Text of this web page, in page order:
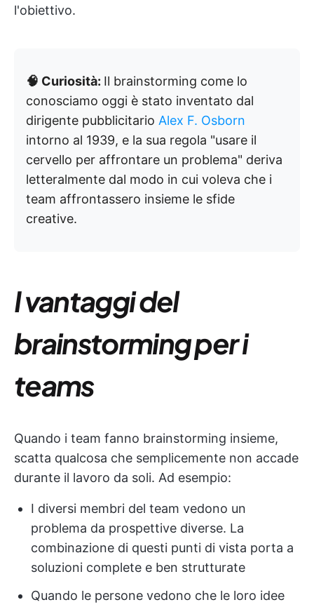
l'obiettivo.
🧠 Curiosità: Il brainstorming come lo
conosciamo oggi è stato inventato dal
dirigente pubblicitario Alex F. Osborn
intorno al 1939, e la sua regola "usare il
cervello per affrontare un problema" deriva
letteralmente dal modo in cui voleva che i
team affrontassero insieme le sfide
creative.
I vantaggi del
brainstorming per i
teams
Quando i team fanno brainstorming insieme,
scatta qualcosa che semplicemente non accade
durante il lavoro da soli. Ad esempio:
I diversi membri del team vedono un
problema da prospettive diverse. La
combinazione di questi punti di vista porta a
soluzioni complete e ben strutturate
Quando le persone vedono che le loro idee